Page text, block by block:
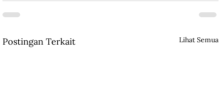
Postingan Terkait Lihat Semua